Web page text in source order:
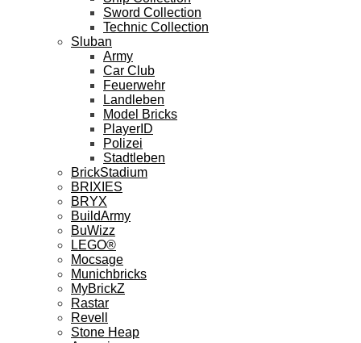
Sword Collection
Technic Collection
Sluban
Army
Car Club
Feuerwehr
Landleben
Model Bricks
PlayerID
Polizei
Stadtleben
BrickStadium
BRIXIES
BRYX
BuildArmy
BuWizz
LEGO®
Mocsage
Munichbricks
MyBrickZ
Rastar
Revell
Stone Heap